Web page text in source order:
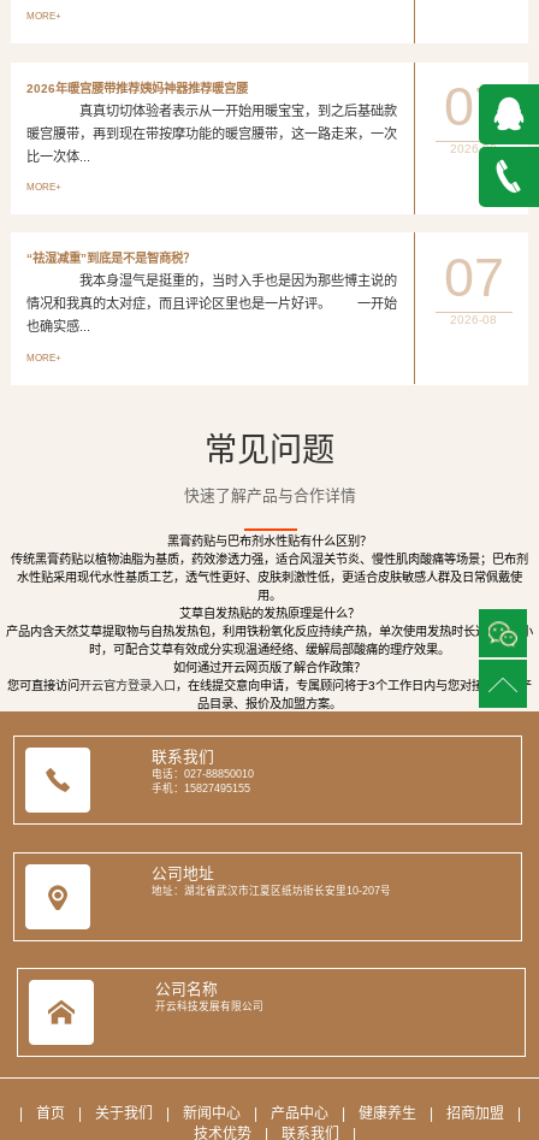
MORE+
2026年暖宫腰带推荐姨妈神器推荐暖宫腰
真真切切体验者表示从一开始用暖宝宝，到之后基础款
暖宫腰带，再到现在带按摩功能的暖宫腰带，这一路走来，一次
比一次体...
MORE+
07
2026-08
“祛湿减重”到底是不是智商税？
我本身湿气是挺重的，当时入手也是因为那些博主说的
情况和我真的太对症，而且评论区里也是一片好评。 一开始
也确实感...
MORE+
07
2026-08
常见问题
快速了解产品与合作详情
黑膏药贴与巴布剂水性贴有什么区别？
传统黑膏药贴以植物油脂为基质，药效渗透力强，适合风湿关节炎、慢性肌肉酸痛等场景；巴布剂
水性贴采用现代水性基质工艺，透气性更好、皮肤刺激性低，更适合皮肤敏感人群及日常佩戴使
用。
艾草自发热贴的发热原理是什么？
产品内含天然艾草提取物与自热发热包，利用铁粉氧化反应持续产热，单次使用发热时长达8至12小
时，可配合艾草有效成分实现温通经络、缓解局部酸痛的理疗效果。
如何通过开云网页版了解合作政策？
您可直接访问 开云官方登录入口，在线提交意向申请，专属顾问将于3个工作日内与您对接，提供产
品目录、报价及加盟方案。
联系我们
电话：027-88850010
手机：15827495155
公司地址
地址：湖北省武汉市江夏区纸坊街长安里10-207号
公司名称
开云科技发展有限公司
首页 关于我们 新闻中心 产品中心 健康养生 招商加盟
技术优势
联系我们
QQ在